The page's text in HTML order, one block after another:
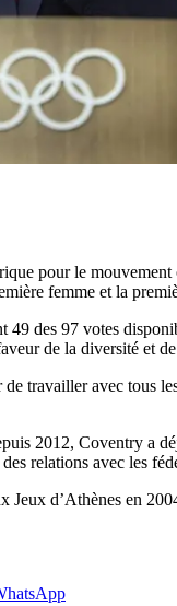
pour le
femme et la
des 97 votes
de la diversité et
travailler avec tous
2012, Coventry a
relations avec les
Jeux d’Athènes en